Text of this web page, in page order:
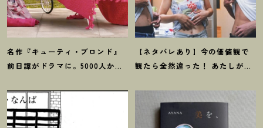
名作『キューティ・ブロンド』
前日譚がドラマに。5000人から
タビュー
【ネタバレあり】今の価値観で
観たら全然違った ！ あたしが救
ター版